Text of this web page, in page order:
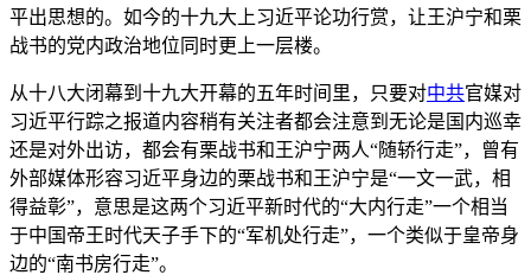
平出思想的。如今的十九大上习近平论功行赏，让王沪宁和栗
战书的党内政治地位同时更上一层楼。
从十八大闭幕到十九大开幕的五年时间里，只要对中共官媒对
习近平行踪之报道内容稍有关注者都会注意到无论是国内巡幸
还是对外出访，都会有栗战书和王沪宁两人“随轿行走”，曾有
外部媒体形容习近平身边的栗战书和王沪宁是“一文一武，相
得益彰”，意思是这两个习近平新时代的“大内行走”一个相当
于中国帝王时代天子手下的“军机处行走”，一个类似于皇帝身
边的“南书房行走”。